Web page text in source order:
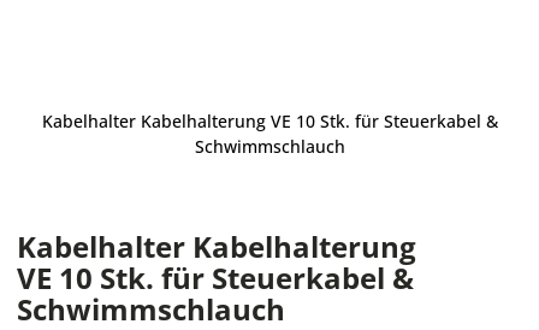
Kabelhalter Kabelhalterung VE 10 Stk. für Steuerkabel &
Schwimmschlauch
Kabelhalter Kabelhalterung
VE 10 Stk. für Steuerkabel &
Schwimmschlauch